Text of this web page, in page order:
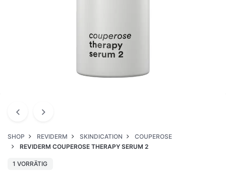
SHOP REVIDERM SKINDICATION
COUPEROSE
REVIDERM COUPEROSE THERAPY SERUM 2
1 VORRÄTIG